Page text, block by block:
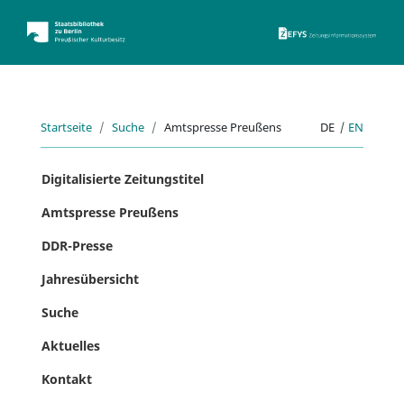
Startseite Suche Amtspresse Preußens DE | EN
Digitalisierte Zeitungstitel
Amtspresse Preußens
DDR-Presse
Jahresübersicht
Suche
Aktuelles
Kontakt